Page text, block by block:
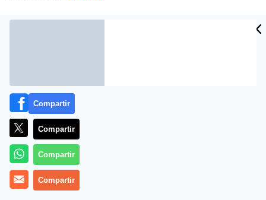
«La Iglesia debe hablar con la verdad y también con el
Compartir
Compartir
Compartir
Compartir